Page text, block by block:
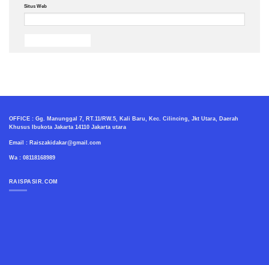
Situs Web
OFFICE : Gg. Manunggal 7, RT.11/RW.5, Kali Baru, Kec. Cilincing, Jkt Utara, Daerah
Khusus Ibukota Jakarta 14110 Jakarta utara
Email : Raiszakidakar@gmail.com
Wa : 08118168989
RAISPASIR.COM